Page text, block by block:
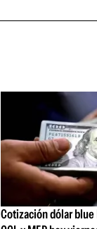
Cotización dólar blue